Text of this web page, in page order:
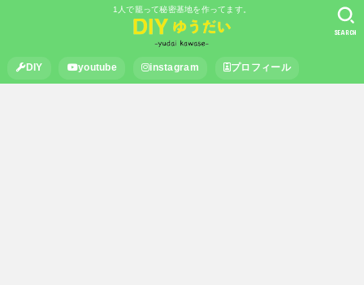
1人で籠って秘密基地を作ってます。
DIY youtube instagram プロフィール
SEARCH